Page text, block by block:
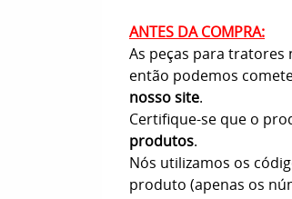
ANTES DA COMPRA:
As peças para tratores
então podemos
nosso site.
Certifique-se que o
produtos.
Nós utilizamos os
produto (apenas os